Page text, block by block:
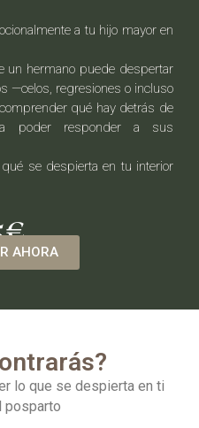
a tu hijo mayor en
un hermano puede despertar
—celos, regresiones o incluso
qué hay detrás de
poder responder a sus
se despierta en tu interior
AHORA
lo que se despierta en ti
posparto